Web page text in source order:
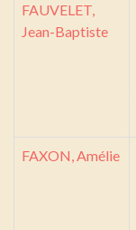
FAUVELET,
Jean-Baptiste
FAXON, Amélie